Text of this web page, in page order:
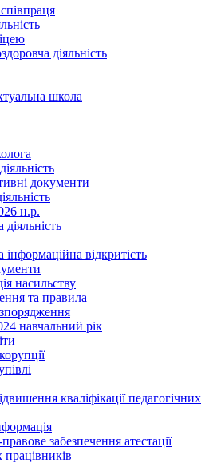
діяльність
школа
документи
н.р.
інформаційна відкритість
насильству
та правила
навчальний рік
кваліфікації педагогічних
забезпечення атестації
працівників